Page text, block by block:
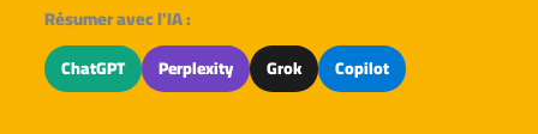
Résumer avec l'IA :
ChatGPT Perplexity Grok Copilot